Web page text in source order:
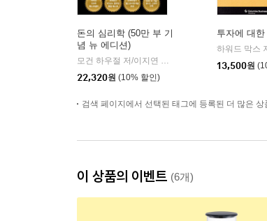
돈의 심리학 (50만 부 기
념 뉴 에디션)
모건 하우절 저/이지연 역
22,320원 (10% 할인)
투자에 대
13,500원
검색 페이지에서 선택된 태그에 등록된 더 많은
이 상품의 이벤트 (6개)